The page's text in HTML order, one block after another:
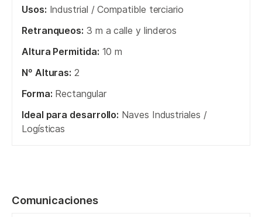
Usos: Industrial / Compatible terciario
Retranqueos: 3 m a calle y linderos
Altura Permitida: 10 m
Nº Alturas: 2
Forma: Rectangular
Ideal para desarrollo: Naves Industriales /
Logísticas
Comunicaciones